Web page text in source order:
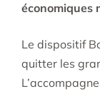
économiques
Le dispositif
quitter les